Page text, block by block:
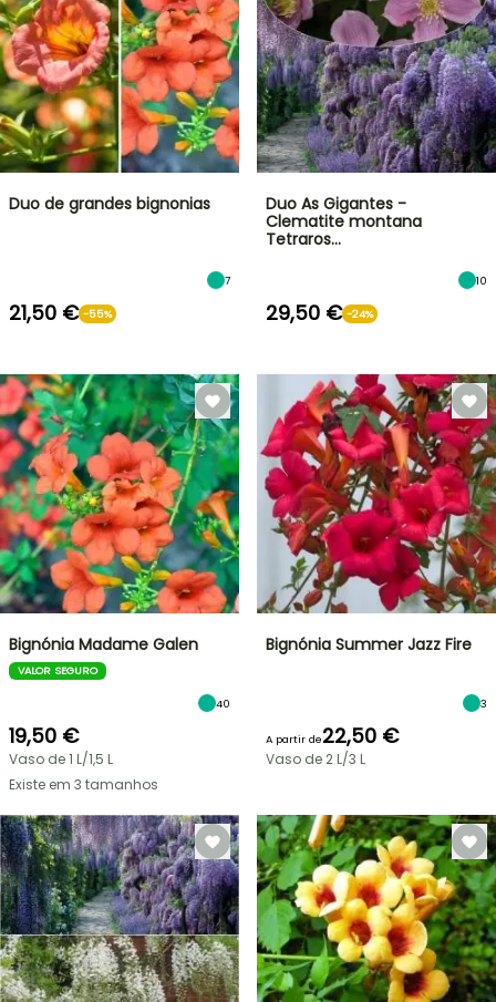
Duo de grandes bignonias
7
21,50 € -55%
Duo As Gigantes -
Clematite montana
Tetraros…
10
29,50 € -24%
Bignónia Madame Galen
VALOR SEGURO
40
19,50 €
Vaso de 1 L/1,5 L
Existe em 3 tamanhos
Bignónia Summer Jazz Fire
3
A partir de22,50 €
Vaso de 2 L/3 L